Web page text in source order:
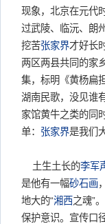
现象，北京在元代
过武陵、临沅、朗
挖苦张家界才好长
两区两县共同的家
集，标明《黄杨扁
湖南民歌，没见谁
家馆黄牛之类的同
单： 张家界是我们
土生土长的李军
是他有一幅砂石画
地大的“湘西之魂”
保护意识。宣传口